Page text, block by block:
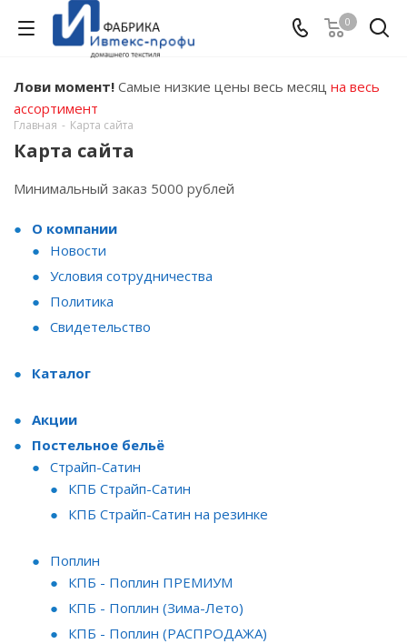
0
Лови момент! Самые низкие цены весь месяц на весь
ассортимент
Главная - Карта сайта
Карта сайта
Минимальный заказ 5000 рублей
О компании
Новости
Условия сотрудничества
Политика
Свидетельство
Каталог
Акции
Постельное бельё
Страйп-Сатин
КПБ Страйп-Сатин
КПБ Страйп-Сатин на резинке
Поплин
КПБ - Поплин ПРЕМИУМ
КПБ - Поплин (Зима-Лето)
КПБ - Поплин (РАСПРОДАЖА)